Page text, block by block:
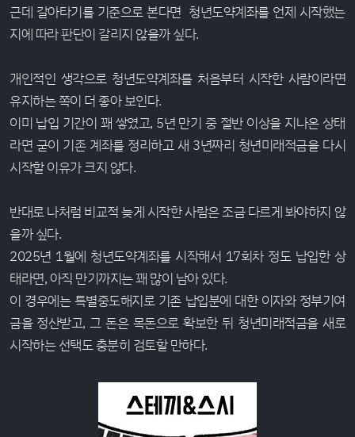
근데 갈아타기를 기준으로 본다면 청년도약계좌를 언제 시작했는
지에 따라 판단이 갈리지 않을까 싶다.
개인적인 생각으로 청년도약계좌를 처음부터 시작한 사람이라면
유지하는 쪽이 더 좋아 보인다.
이미 납입 기간이 꽤 쌓였고, 5년 만기 중 절반 이상을 지나온 상태
라면 굳이 기존 계좌를 정리하고 새 3년짜리 청년미래적금을 다시
시작할 이유가 크지 않다.
반대로 나처럼 비교적 늦게 시작한 사람은 조금 다르게 봐야하지 않
을까 싶다.
2025년 1월에 청년도약계좌를 시작해서 17회차 정도 납입한 상
태라면, 아직 만기까지는 꽤 많이 남아 있다.
이 경우에는 특별중도해지로 기존 납입분에 대한 이자와 정부기여
금을 정산받고, 그 돈은 목돈으로 확보한 뒤 청년미래적금을 새로
시작하는 선택도 충분히 검토할 만하다.